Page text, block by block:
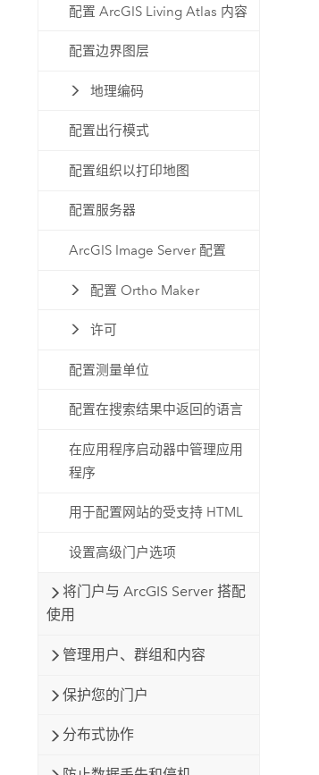
配置 ArcGIS Living Atlas 内容
配置边界图层
地理编码
配置出行模式
配置组织以打印地图
配置服务器
ArcGIS Image Server 配置
配置 Ortho Maker
许可
配置测量单位
配置在搜索结果中返回的语言
在应用程序启动器中管理应用
程序
用于配置网站的受支持 HTML
设置高级门户选项
将门户与 ArcGIS Server 搭配
使用
管理用户、群组和内容
保护您的门户
分布式协作